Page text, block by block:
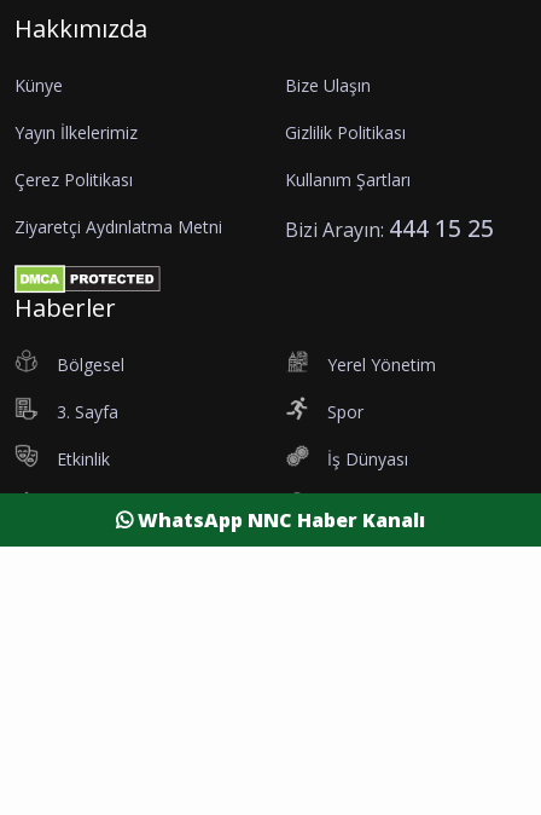
Hakkımızda
Künye Bize Ulaşın
Yayın İlkelerimiz Gizlilik Politikası
Çerez Politikası Kullanım Şartları
Ziyaretçi Aydınlatma Metni Bizi Arayın: 444 15 25
Haberler
Bölgesel Yerel Yönetim
3. Sayfa Spor
Etkinlik İş Dünyası
Eleman İlanı Sağlık
WhatsApp NNC Haber Kanalı